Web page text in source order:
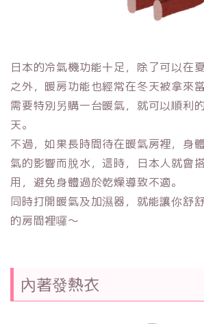
日本的冷氣機功能十足，除了可以在
之外，暖房功能也經常在冬天被拿來
需要特別另購一台暖氣，就可以順利
天。
不過，如果長時間待在暖氣房裡，身
氣的影響而脫水，這時，日本人就會
用，避免身體過於乾燥導致不適。
同時打開暖氣及加濕器，就能讓你舒
的房間裡囉～
內著發熱衣